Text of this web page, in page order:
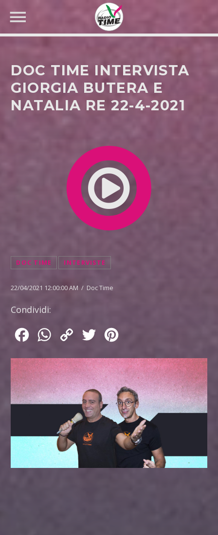
CERCA NEL SITO WEB:
DOC TIME INTERVISTA
GIORGIA BUTERA E
NATALIA RE 22-4-2021
DOC TIME INTERVISTE
22/04/2021 12:00:00 AM / Doc Time
Condividi:
FacebookWhatsApp
Copy
Twitter